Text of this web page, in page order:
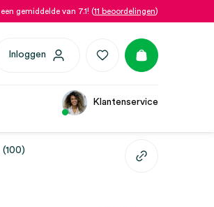
gemiddelde van 7.1! (11 beoordelingen)
Inloggen
Klantenservice